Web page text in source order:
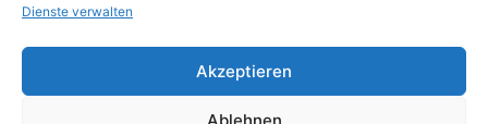
Dienste verwalten
Akzeptieren
Ablehnen
© 2026 VOLUME Magazine. All rights reserved